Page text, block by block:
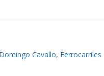
Domingo Cavallo, Ferrocarriles